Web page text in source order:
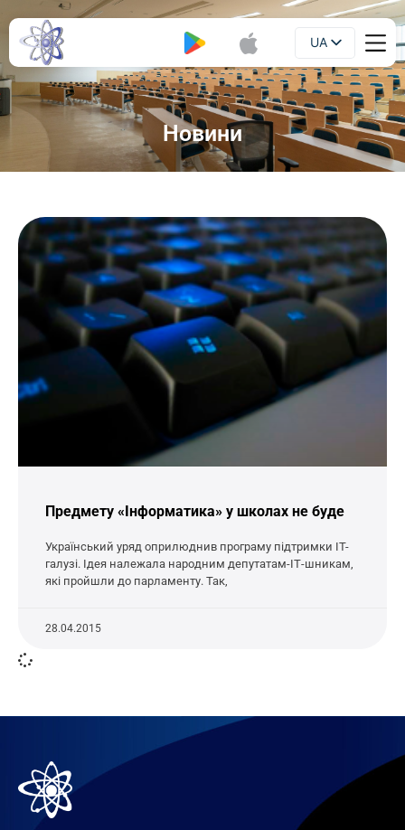
UA
EN
Новини
Предмету «Інформатика» у школах не буде
Український уряд оприлюднив програму підтримки IT-
галузі. Ідея належала народним депутатам-ІТ-шникам,
які пройшли до парламенту. Так,
28.04.2015